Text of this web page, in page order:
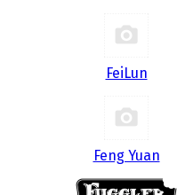
FeiLun
Feng Yuan